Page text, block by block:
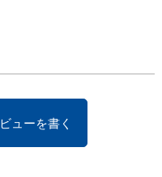
ューを書く